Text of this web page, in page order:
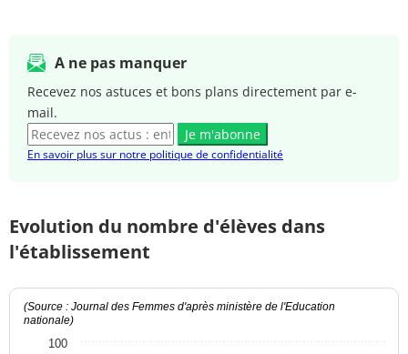
A ne pas manquer
Recevez nos astuces et bons plans directement par e-
mail.
Je m'abonne
En savoir plus sur notre politique de confidentialité
Evolution du nombre d'élèves dans
l'établissement
(Source : Journal des Femmes d'après ministère de l'Education
nationale)
100